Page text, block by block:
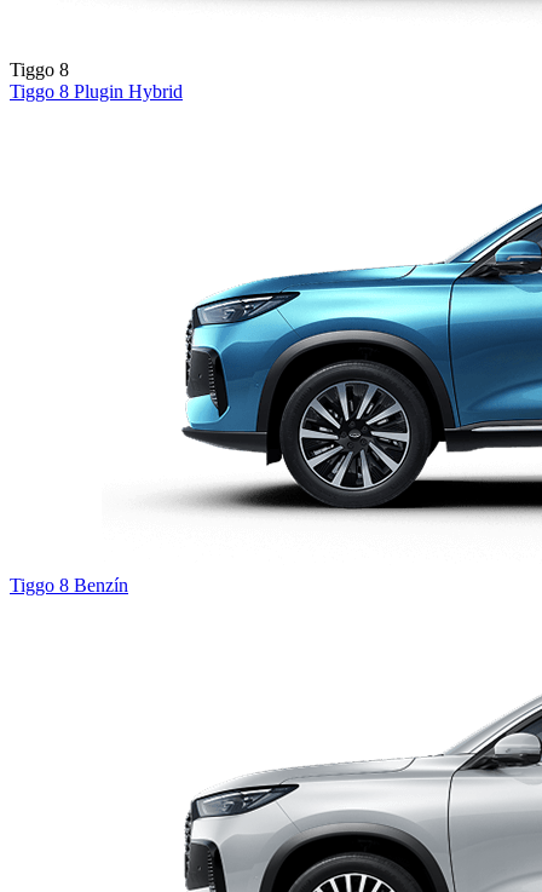
Tiggo 8
Tiggo 8 Plugin Hybrid
Tiggo 8 Benzín